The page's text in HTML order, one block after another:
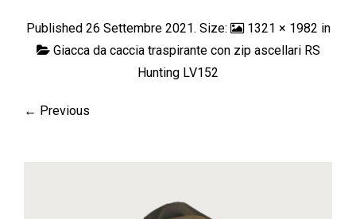
Published 26 Settembre 2021. Size: 1321 × 1982 in
Giacca da caccia traspirante con zip ascellari RS
Hunting LV152
← Previous